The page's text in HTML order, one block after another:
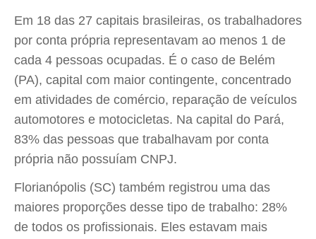
Em 18 das 27 capitais brasileiras, os trabalhadores
por conta própria representavam ao menos 1 de
cada 4 pessoas ocupadas. É o caso de Belém
(PA), capital com maior contingente, concentrado
em atividades de comércio, reparação de veículos
automotores e motocicletas. Na capital do Pará,
83% das pessoas que trabalhavam por conta
própria não possuíam CNPJ.
Florianópolis (SC) também registrou uma das
maiores proporções desse tipo de trabalho: 28%
de todos os profissionais. Eles estavam mais